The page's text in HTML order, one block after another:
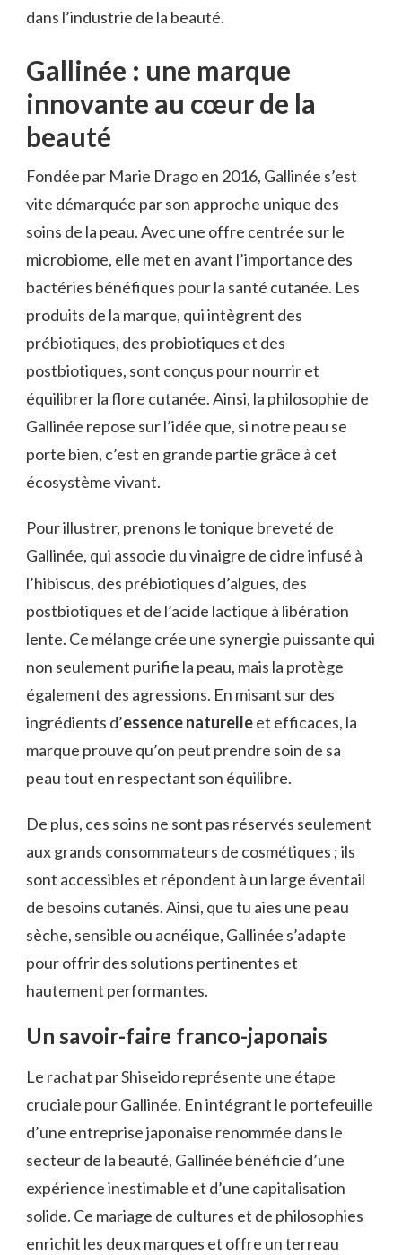
dans l’industrie de la beauté.
Gallinée : une marque
innovante au cœur de la
beauté
Fondée par Marie Drago en 2016, Gallinée s’est
vite démarquée par son approche unique des
soins de la peau. Avec une offre centrée sur le
microbiome, elle met en avant l’importance des
bactéries bénéfiques pour la santé cutanée. Les
produits de la marque, qui intègrent des
prébiotiques, des probiotiques et des
postbiotiques, sont conçus pour nourrir et
équilibrer la flore cutanée. Ainsi, la philosophie de
Gallinée repose sur l’idée que, si notre peau se
porte bien, c’est en grande partie grâce à cet
écosystème vivant.
Pour illustrer, prenons le tonique breveté de
Gallinée, qui associe du vinaigre de cidre infusé à
l’hibiscus, des prébiotiques d’algues, des
postbiotiques et de l’acide lactique à libération
lente. Ce mélange crée une synergie puissante qui
non seulement purifie la peau, mais la protège
également des agressions. En misant sur des
ingrédients d’essence naturelleet efficaces, la
marque prouve qu’on peut prendre soin de sa
peau tout en respectant son équilibre.
De plus, ces soins ne sont pas réservés seulement
aux grands consommateurs de cosmétiques ; ils
sont accessibles et répondent à un large éventail
de besoins cutanés. Ainsi, que tu aies une peau
sèche, sensible ou acnéique, Gallinée s’adapte
pour offrir des solutions pertinentes et
hautement performantes.
Un savoir-faire franco-japonais
Le rachat par Shiseido représente une étape
cruciale pour Gallinée. En intégrant le portefeuille
d’une entreprise japonaise renommée dans le
secteur de la beauté, Gallinée bénéficie d’une
expérience inestimable et d’une capitalisation
solide. Ce mariage de cultures et de philosophies
enrichit les deux marques et offre un terreau